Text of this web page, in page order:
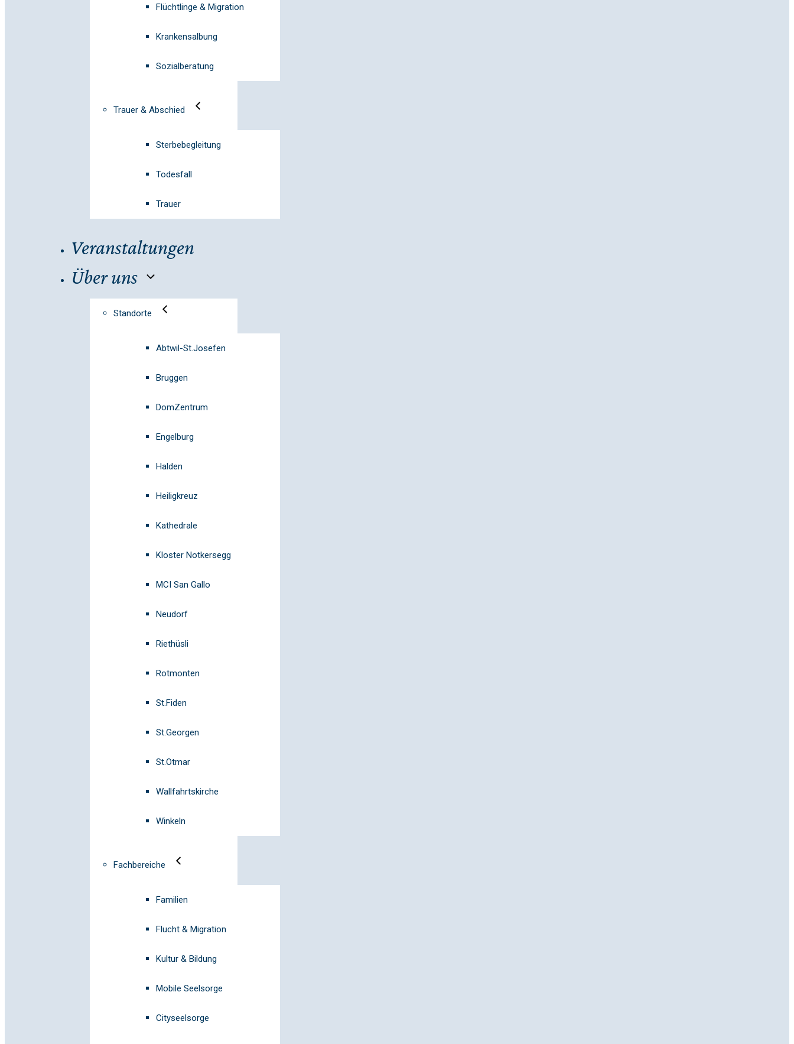
Flüchtlinge & Migration
Krankensalbung
Sozialberatung
Trauer & Abschied
Sterbebegleitung
Todesfall
Trauer
Veranstaltungen
Über uns
Standorte
Abtwil-St.Josefen
Bruggen
DomZentrum
Engelburg
Halden
Heiligkreuz
Kathedrale
Kloster Notkersegg
MCI San Gallo
Neudorf
Riethüsli
Rotmonten
St.Fiden
St.Georgen
St.Otmar
Wallfahrtskirche
Winkeln
Fachbereiche
Familien
Flucht & Migration
Kultur & Bildung
Mobile Seelsorge
Cityseelsorge